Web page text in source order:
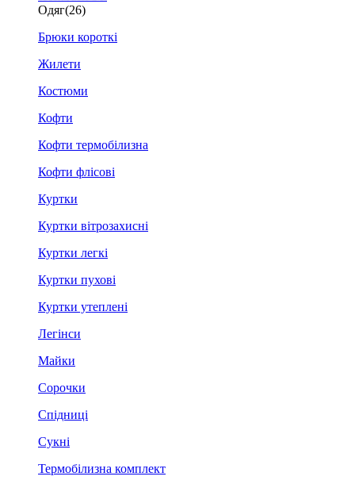
Одяг(26)
Брюки короткі
Жилети
Костюми
Кофти
Кофти термобілизна
Кофти флісові
Куртки
Куртки вітрозахисні
Куртки легкі
Куртки пухові
Куртки утеплені
Легінси
Майки
Сорочки
Спідниці
Сукні
Термобілизна комплект